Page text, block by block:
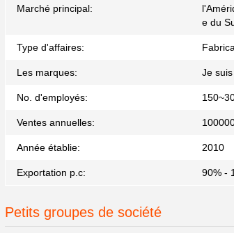
Marché principal:
e du
Type d'affaires:
Les marques: Je suis
No. d'employés:
Ventes annuelles:
Année établie: 2010
Exportation p.c: 90% -
Petits groupes de société